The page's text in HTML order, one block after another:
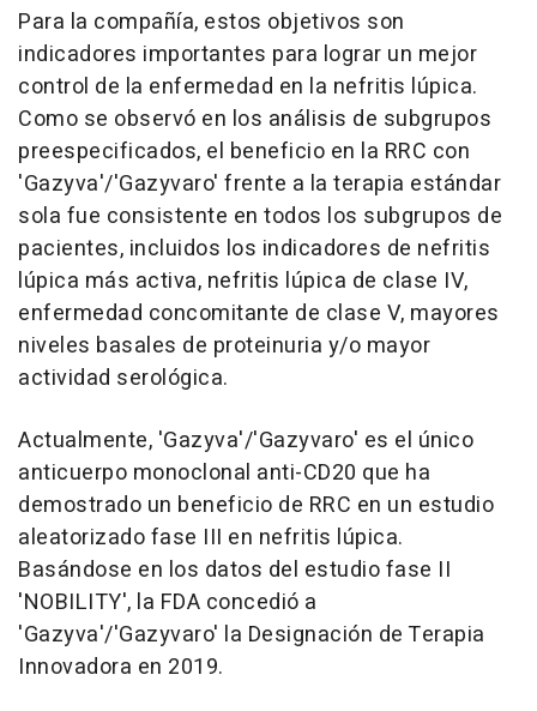
Para la compañía, estos objetivos son
indicadores importantes para lograr un mejor
control de la enfermedad en la nefritis lúpica.
Como se observó en los análisis de subgrupos
preespecificados, el beneficio en la RRC con
'Gazyva'/'Gazyvaro' frente a la terapia estándar
sola fue consistente en todos los subgrupos de
pacientes, incluidos los indicadores de nefritis
lúpica más activa, nefritis lúpica de clase IV,
enfermedad concomitante de clase V, mayores
niveles basales de proteinuria y/o mayor
actividad serológica.
Actualmente, 'Gazyva'/'Gazyvaro' es el único
anticuerpo monoclonal anti-CD20 que ha
demostrado un beneficio de RRC en un estudio
aleatorizado fase III en nefritis lúpica.
Basándose en los datos del estudio fase II
'NOBILITY', la FDA concedió a
'Gazyva'/'Gazyvaro' la Designación de Terapia
Innovadora en 2019.